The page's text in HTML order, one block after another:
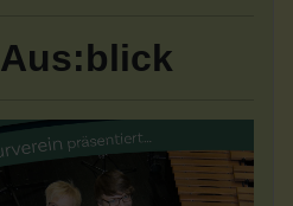
Aus:blick